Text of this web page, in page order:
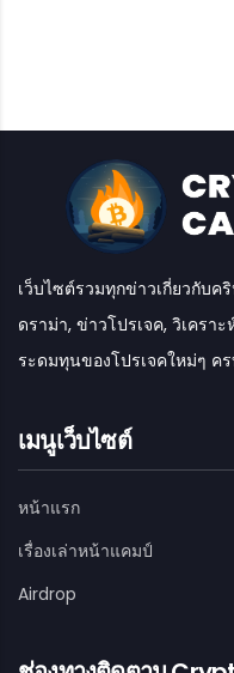
เว็บไซต์รวมทุกข่าวเกี่ยวกับ
ดราม่า, ข่าวโปรเจค, วิเครา
ระดมทุนของโปรเจคใหม่ๆ ค
เมนูเว็บไซต์
หน้าแรก
เรื่องเล่าหน้าแคมป์
Airdrop